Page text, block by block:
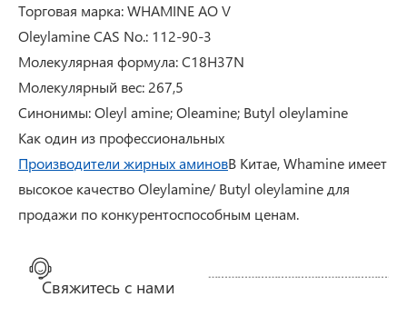
Торговая марка: WHAMINE AO V
Oleylamine CAS No.: 112-90-3
Молекулярная формула: C18H37N
Молекулярный вес: 267,5
Синонимы: Oleyl amine; Oleamine; Butyl oleylamine
Как один из профессиональных
Производители жирных аминовВ Китае, Whamine имеет
высокое качество Oleylamine/ Butyl oleylamine для
продажи по конкурентоспособным ценам.
Свяжитесь с нами